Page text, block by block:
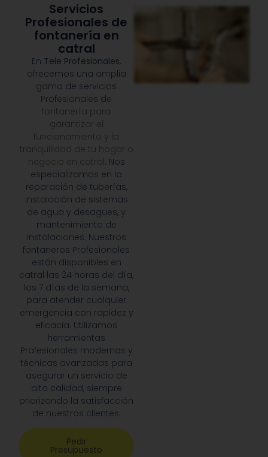
Servicios
Profesionales de
fontanería en
catral
En Tele Profesionales,
ofrecemos una amplia
gama de servicios
Profesionales de
fontanería para
garantizar el
funcionamiento y la
tranquilidad de tu hogar o
negocio en catral. Nos
especializamos en la
reparación de tuberías,
instalación de sistemas
de agua y desagües, y
mantenimiento de
instalaciones. Nuestros
fontaneros Profesionales
están disponibles en
catral las 24 horas del día,
los 7 días de la semana,
para atender cualquier
emergencia con rapidez y
eficacia. Utilizamos
herramientas
Profesionales modernas y
técnicas avanzadas para
asegurar un servicio de
alta calidad, siempre
priorizando la satisfacción
de nuestros clientes.
Pedir
Presupuesto